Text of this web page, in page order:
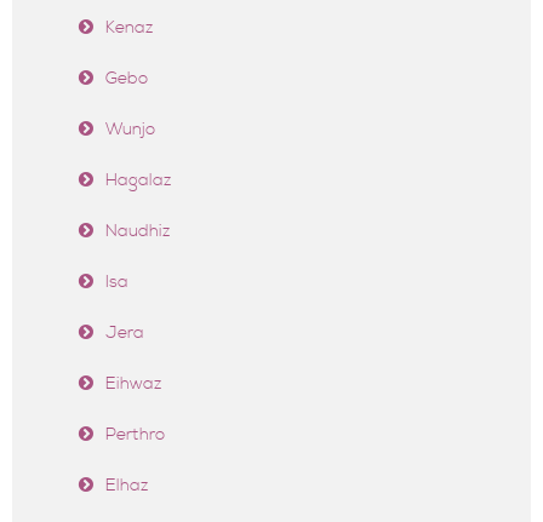
Kenaz
Gebo
Wunjo
Hagalaz
Naudhiz
Isa
Jera
Eihwaz
Perthro
Elhaz